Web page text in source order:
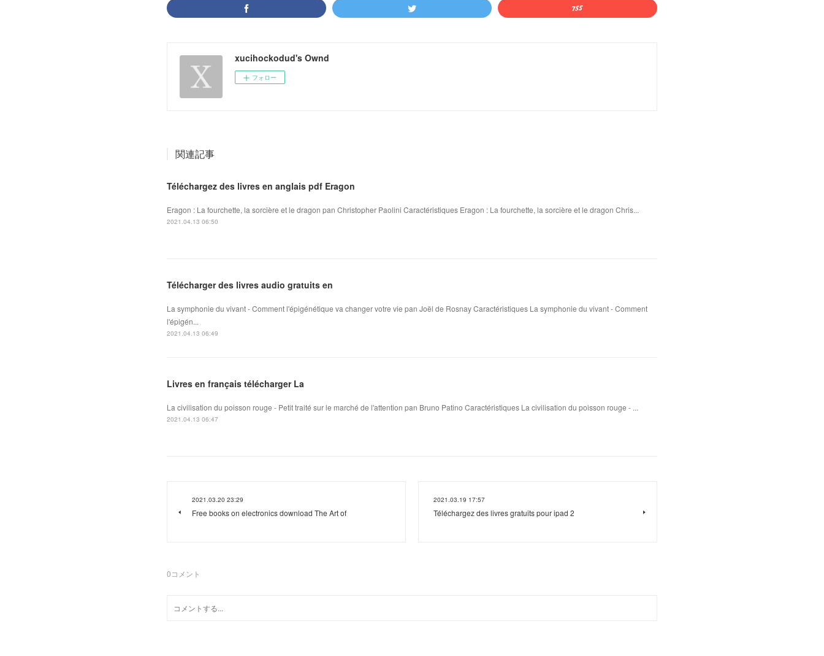
xucihockodud's Ownd
フォロー
関連記事
Téléchargez des livres en anglais pdf Eragon
Eragon : La fourchette, la sorcière et le dragon pan Christopher Paolini Caractéristiques Eragon : La fourchette, la sorcière et le dragon Chris...
2021.04.13 06:50
Télécharger des livres audio gratuits en
La symphonie du vivant - Comment l'épigénétique va changer votre vie pan Joël de Rosnay Caractéristiques La symphonie du vivant - Comment
l'épigén...
2021.04.13 06:49
Livres en français télécharger La
La civilisation du poisson rouge - Petit traité sur le marché de l'attention pan Bruno Patino Caractéristiques La civilisation du poisson rouge - ...
2021.04.13 06:47
2021.03.20 23:29
Free books on electronics download The Art of
2021.03.19 17:57
Téléchargez des livres gratuits pour ipad 2
0コメント